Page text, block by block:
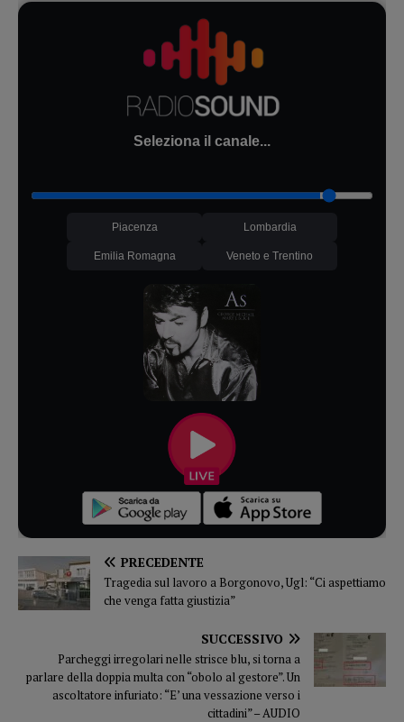
Seleziona il canale...
Piacenza Lombardia
Emilia Romagna Veneto e Trentino
PRECEDENTE
Tragedia sul lavoro a Borgonovo, Ugl: “Ci aspettiamo
che venga fatta giustizia”
SUCCESSIVO
Parcheggi irregolari nelle strisce blu, si torna a
parlare della doppia multa con “obolo al gestore”. Un
ascoltatore infuriato: “E’ una vessazione verso i
cittadini” – AUDIO